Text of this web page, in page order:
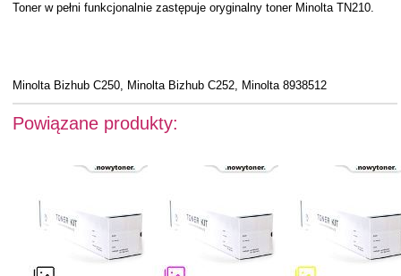
Toner w pełni funkcjonalnie zastępuje oryginalny toner Minolta TN210.
Minolta Bizhub C250, Minolta Bizhub C252, Minolta 8938512
Powiązane produkty: